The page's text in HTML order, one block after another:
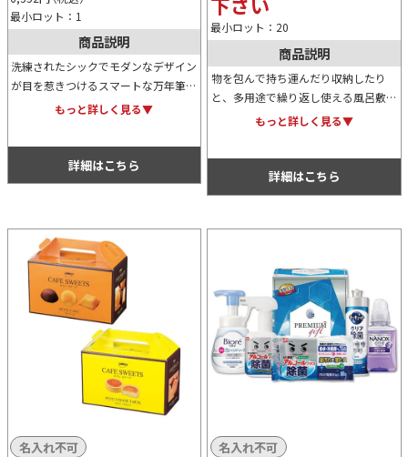
最小ロット：1
商品説明
洗練されたシックでモダンなデザイン
が目を惹きつけるスマートな万年筆。
カラーは3色展開。オリジナル名入れ
もっと詳しく見る▼
詳細はこちら
最小ロット：20
商品説明
物を包んで持ち運んだり収納したり
と、多用途で繰り返し使える風呂敷
は、環境に優しいエコアイテムとして
用できます。
もっと詳しく見る▼
詳細はこちら
名入れ不可 名入れ不可